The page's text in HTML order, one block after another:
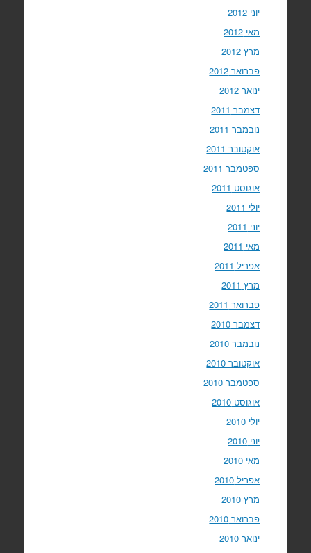
יוני 2012
מאי 2012
מרץ 2012
פברואר 2012
ינואר 2012
דצמבר 2011
נובמבר 2011
אוקטובר 2011
ספטמבר 2011
אוגוסט 2011
יולי 2011
יוני 2011
מאי 2011
אפריל 2011
מרץ 2011
פברואר 2011
דצמבר 2010
נובמבר 2010
אוקטובר 2010
ספטמבר 2010
אוגוסט 2010
יולי 2010
יוני 2010
מאי 2010
אפריל 2010
מרץ 2010
פברואר 2010
ינואר 2010